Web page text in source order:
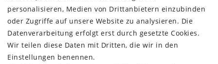
Rückgabeinformationen
Zahlungsinformationen
personalisieren, Medien von Drittanbietern einzubinden
oder Zugriffe auf unsere Website zu analysieren. Die
Datenverarbeitung erfolgt erst durch gesetzte Cookies.
Wir teilen diese Daten mit Dritten, die wir in den
Einstellungen benennen.